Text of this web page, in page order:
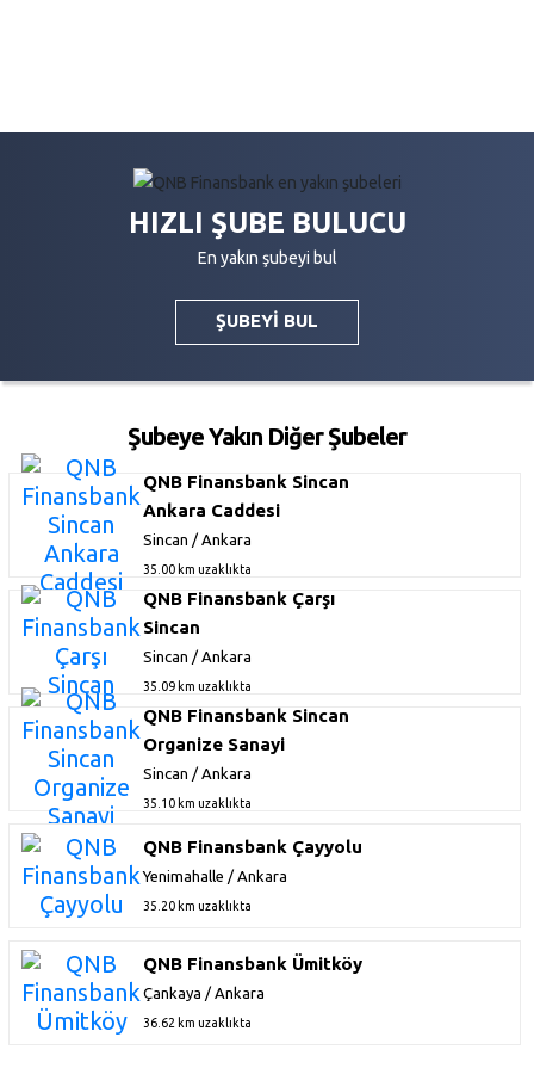
HIZLI ŞUBE BULUCU
En yakın şubeyi bul
ŞUBEYİ BUL
Şubeye Yakın Diğer Şubeler
QNB Finansbank Sincan
Ankara Caddesi
Sincan / Ankara
35.00 km uzaklıkta
QNB Finansbank Çarşı
Sincan
Sincan / Ankara
35.09 km uzaklıkta
QNB Finansbank Sincan
Organize Sanayi
Sincan / Ankara
35.10 km uzaklıkta
QNB Finansbank Çayyolu
Yenimahalle / Ankara
35.20 km uzaklıkta
QNB Finansbank Ümitköy
Çankaya / Ankara
36.62 km uzaklıkta